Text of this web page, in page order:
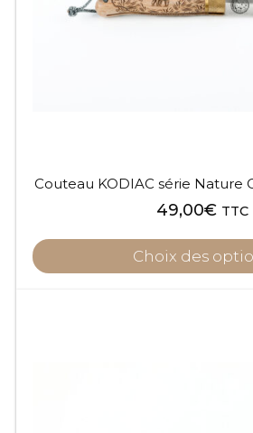
Couteau KODIAC série Nature
49,00€ TTC
Choix des